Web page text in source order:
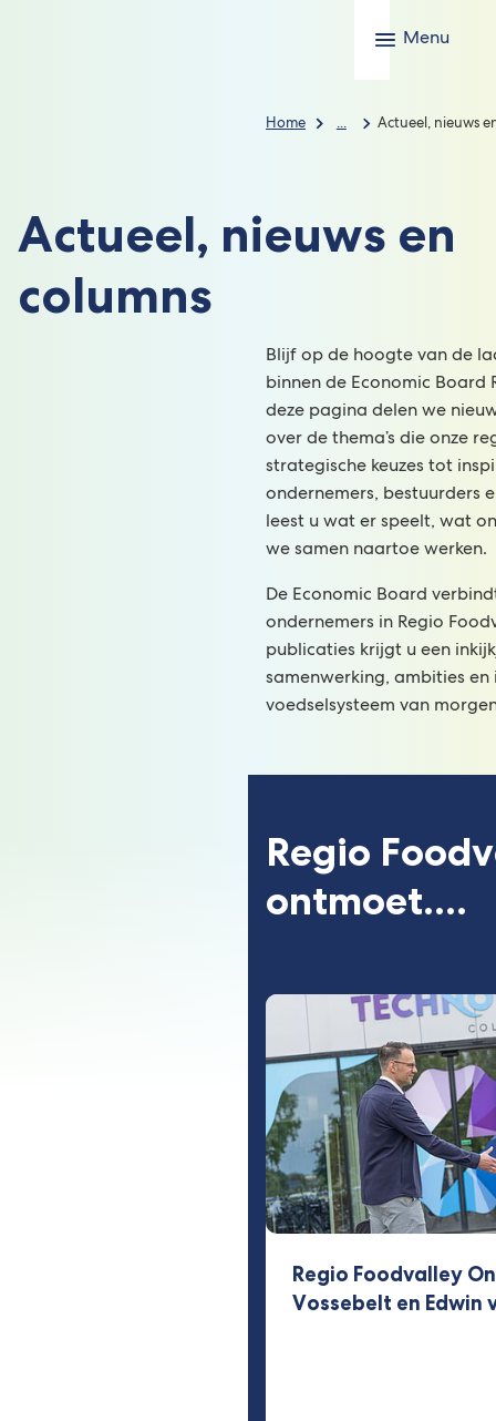
Menu
Home ... Actueel, nieuws
Actueel, nieuws en
columns
Blijf op de hoogte van de
binnen de Economic Board
deze pagina delen we
over de thema’s die onze
strategische keuzes tot
ondernemers, bestuurders
leest u wat er speelt, wat
we samen naartoe werken.
De Economic Board
ondernemers in Regio
publicaties krijgt u een
samenwerking, ambities
voedselsysteem van
Regio
ontmoet....
Regio Foodvalley
Vossebelt en Edwin